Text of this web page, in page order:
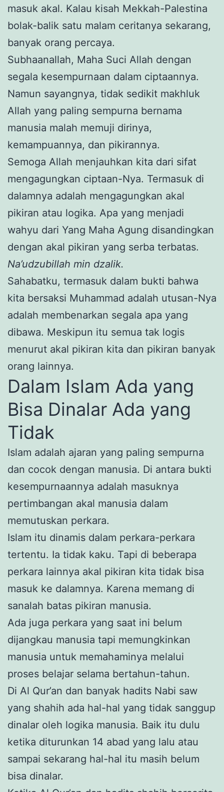
masuk akal. Kalau kisah Mekkah-Palestina
bolak-balik satu malam ceritanya sekarang,
banyak orang percaya.
Subhaanallah, Maha Suci Allah dengan
segala kesempurnaan dalam ciptaannya.
Namun sayangnya, tidak sedikit makhluk
Allah yang paling sempurna bernama
manusia malah memuji dirinya,
kemampuannya, dan pikirannya.
Semoga Allah menjauhkan kita dari sifat
mengagungkan ciptaan-Nya. Termasuk di
dalamnya adalah mengagungkan akal
pikiran atau logika. Apa yang menjadi
wahyu dari Yang Maha Agung disandingkan
dengan akal pikiran yang serba terbatas.
Na’udzubillah min dzalik.
Sahabatku, termasuk dalam bukti bahwa
kita bersaksi Muhammad adalah utusan-Nya
adalah membenarkan segala apa yang
dibawa. Meskipun itu semua tak logis
menurut akal pikiran kita dan pikiran banyak
orang lainnya.
Dalam Islam Ada yang
Bisa Dinalar Ada yang
Tidak
Islam adalah ajaran yang paling sempurna
dan cocok dengan manusia. Di antara bukti
kesempurnaannya adalah masuknya
pertimbangan akal manusia dalam
memutuskan perkara.
Islam itu dinamis dalam perkara-perkara
tertentu. Ia tidak kaku. Tapi di beberapa
perkara lainnya akal pikiran kita tidak bisa
masuk ke dalamnya. Karena memang di
sanalah batas pikiran manusia.
Ada juga perkara yang saat ini belum
dijangkau manusia tapi memungkinkan
manusia untuk memahaminya melalui
proses belajar selama bertahun-tahun.
Di Al Qur’an dan banyak hadits Nabi saw
yang shahih ada hal-hal yang tidak sanggup
dinalar oleh logika manusia. Baik itu dulu
ketika diturunkan 14 abad yang lalu atau
sampai sekarang hal-hal itu masih belum
bisa dinalar.